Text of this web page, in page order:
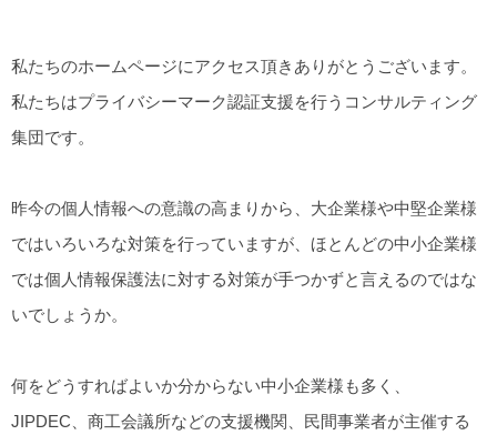
私たちのホームページにアクセス頂きありがとうございます。
私たちはプライバシーマーク認証支援を行うコンサルティング
集団です。
昨今の個人情報への意識の高まりから、大企業様や中堅企業様
ではいろいろな対策を行っていますが、ほとんどの中小企業様
では個人情報保護法に対する対策が手つかずと言えるのではな
いでしょうか。
何をどうすればよいか分からない中小企業様も多く、
JIPDEC、商工会議所などの支援機関、民間事業者が主催する